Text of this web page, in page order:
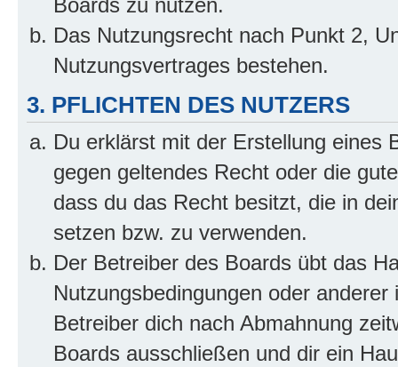
Boards zu nutzen.
Das Nutzungsrecht nach Punkt 2,
Nutzungsvertrages bestehen.
3. PFLICHTEN DES NUTZERS
Du erklärst mit der Erstellung eines
gegen geltendes Recht oder die
dass du das Recht besitzt, die in
setzen bzw. zu verwenden.
Der Betreiber des Boards übt das
Nutzungsbedingungen oder
Betreiber dich nach Abmahnung
Boards ausschließen und dir ein